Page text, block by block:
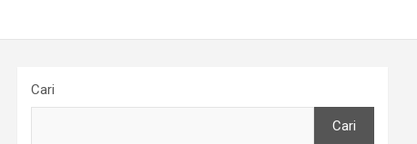
Cari
Cari